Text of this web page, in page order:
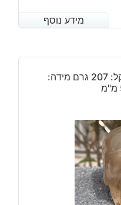
מידע נוסף
מידע נוסף
גולגולת סמוקי קוורץ משקל: 207 גרם מידה: